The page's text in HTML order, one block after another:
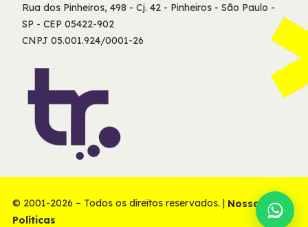
Rua dos Pinheiros, 498 - Cj. 42 - Pinheiros - São Paulo -
SP - CEP 05422-902
CNPJ 05.001.924/0001-26
© 2001-2026 – Todos os direitos reservados. | Nossas
Políticas